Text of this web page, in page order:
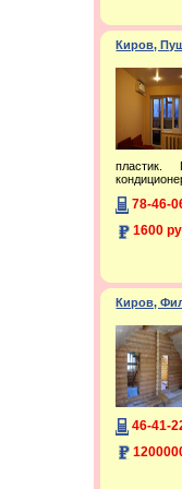
Киров,
пластик.
78-46-
1600
Киров,
46-41-